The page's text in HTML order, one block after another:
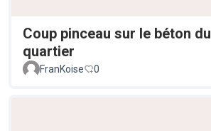
Coup pinceau sur le béton du
quartier
FranKoise 0